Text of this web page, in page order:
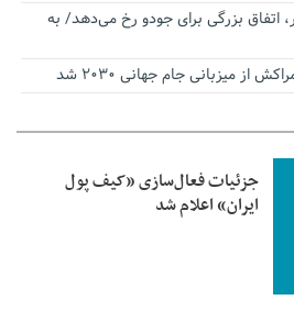
اتفاق بزرگی برای جودو رخ می‌دهد/ به
از میزبانی جام جهانی ۲۰۳۰ شد
جزئیات فعال‌سازی «کیف پول
ایران» اعلام شد